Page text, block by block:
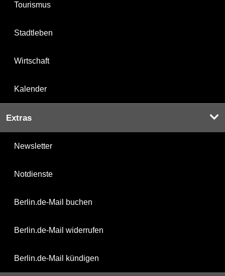
Tourismus
Stadtleben
Wirtschaft
Kalender
Extras
Newsletter
Notdienste
Berlin.de-Mail buchen
Berlin.de-Mail widerrufen
Berlin.de-Mail kündigen